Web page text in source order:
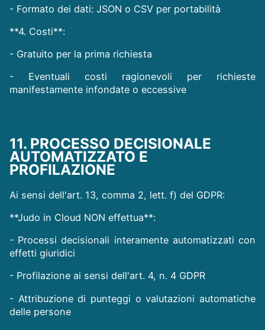
- Formato dei dati: JSON o CSV per portabilità
**4. Costi**:
- Gratuito per la prima richiesta
- Eventuali costi ragionevoli per richieste
manifestamente infondate o eccessive
11. PROCESSO DECISIONALE
AUTOMATIZZATO E
PROFILAZIONE
Ai sensi dell'art. 13, comma 2, lett. f) del GDPR:
**Judo in Cloud NON effettua**:
- Processi decisionali interamente automatizzati con
effetti giuridici
- Profilazione ai sensi dell'art. 4, n. 4 GDPR
- Attribuzione di punteggi o valutazioni automatiche
delle persone